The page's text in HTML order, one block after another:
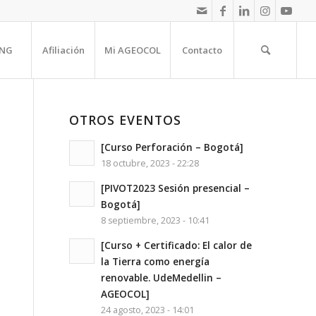
Afiliación Mi AGEOCOL Contacto
OTROS EVENTOS
[Curso Perforación – Bogotá]
18 octubre, 2023 - 22:28
[PIVOT2023 Sesión presencial –
Bogotá]
8 septiembre, 2023 - 10:41
[Curso + Certificado: El calor de
la Tierra como energía
renovable. UdeMedellin –
AGEOCOL]
24 agosto, 2023 - 14:01